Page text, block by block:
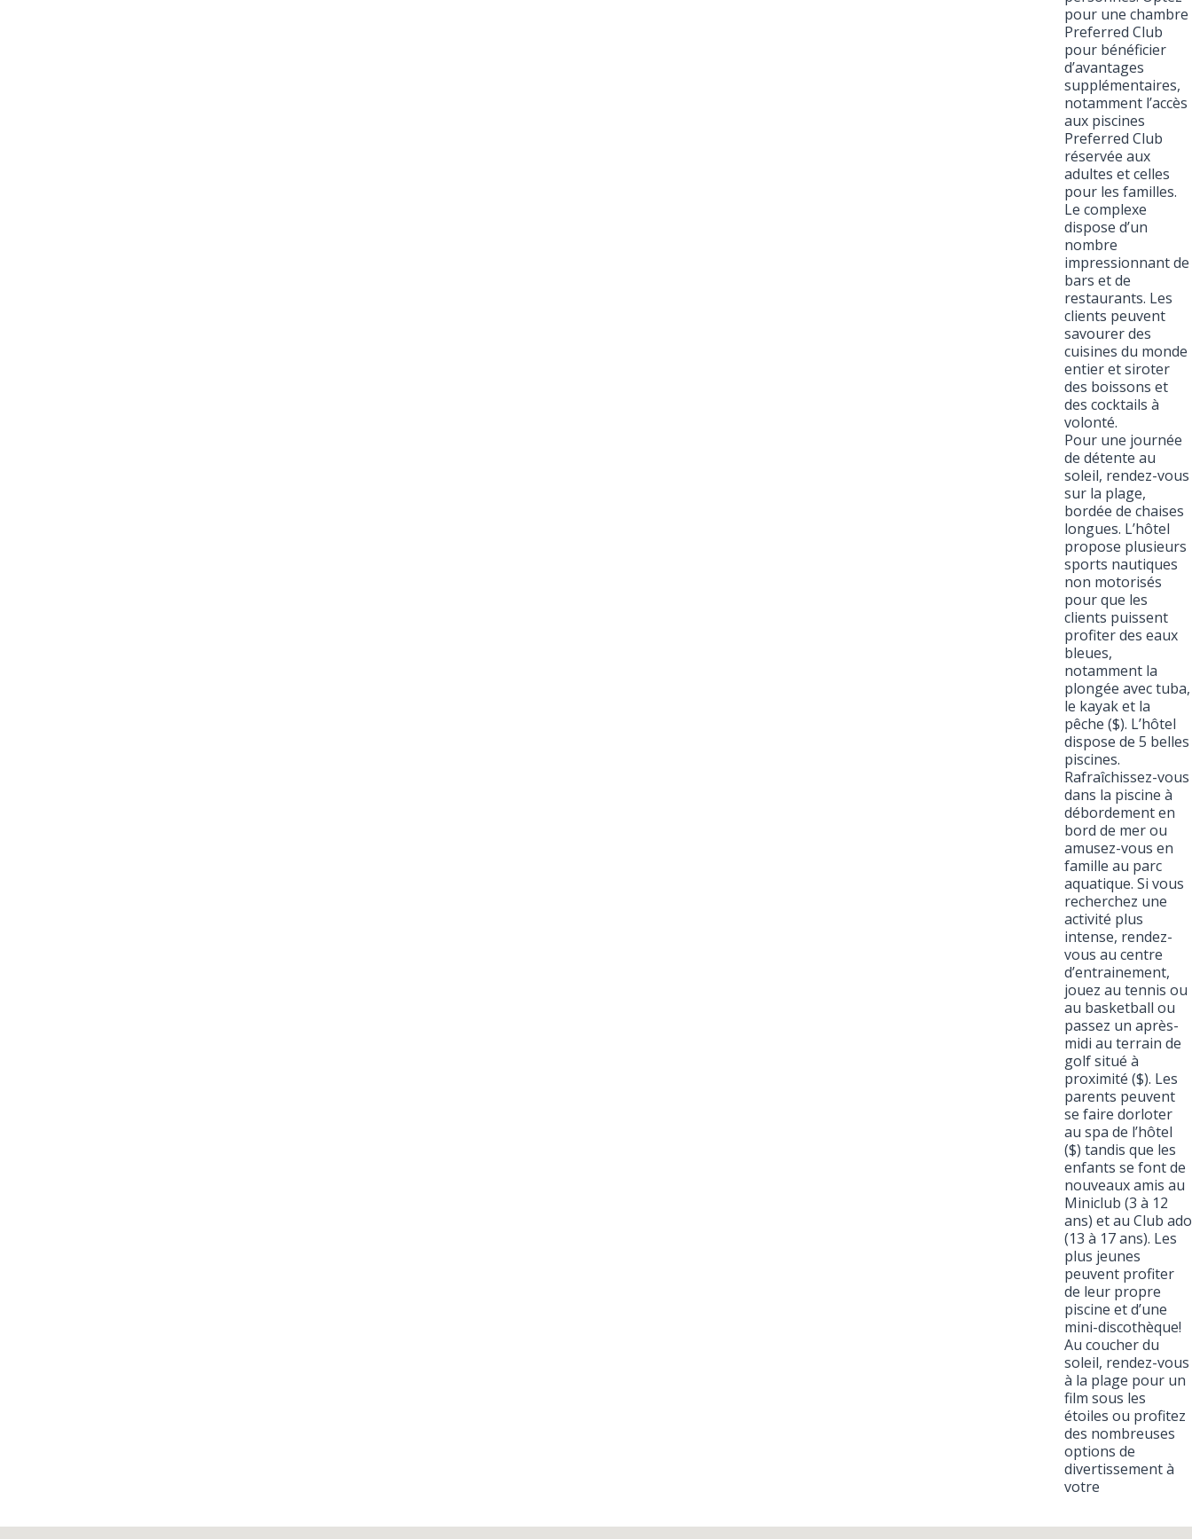
pour une chambre
Preferred Club
pour bénéficier
d’avantages
supplémentaires,
notamment l’accès
aux piscines
Preferred Club
réservée aux
adultes et celles
pour les familles.
Le complexe
dispose d’un
nombre
impressionnant de
bars et de
restaurants. Les
clients peuvent
savourer des
cuisines du monde
entier et siroter
des boissons et
des cocktails à
volonté.
Pour une journée
de détente au
soleil, rendez-vous
sur la plage,
bordée de chaises
longues. L’hôtel
propose plusieurs
sports nautiques
non motorisés
pour que les
clients puissent
profiter des eaux
bleues,
notamment la
plongée avec tuba,
le kayak et la
pêche ($). L’hôtel
dispose de 5 belles
piscines.
Rafraîchissez-vous
dans la piscine à
débordement en
bord de mer ou
amusez-vous en
famille au parc
aquatique. Si vous
recherchez une
activité plus
intense, rendez-
vous au centre
d’entrainement,
jouez au tennis ou
au basketball ou
passez un après-
midi au terrain de
golf situé à
proximité ($). Les
parents peuvent
se faire dorloter
au spa de l’hôtel
($) tandis que les
enfants se font de
nouveaux amis au
Miniclub (3 à 12
ans) et au Club ado
(13 à 17 ans). Les
plus jeunes
peuvent profiter
de leur propre
piscine et d’une
mini-discothèque!
Au coucher du
soleil, rendez-vous
à la plage pour un
film sous les
étoiles ou profitez
des nombreuses
options de
divertissement à
votre